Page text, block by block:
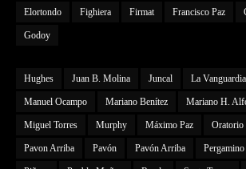
Elortondo Fighiera Firmat Francisco Paz
Godoy
Hughes Juan B. Molina Juncal La Vanguardia
Manuel Ocampo Mariano Benítez Mariano H.
Miguel Torres Murphy Máximo Paz Oratorio
Pavon Arriba Pavón Pavón Arriba Pergamino